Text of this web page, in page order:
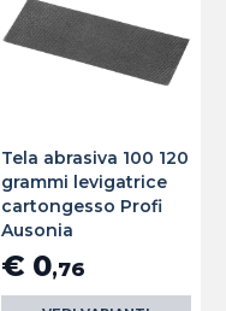
Tela abrasiva 100 120
grammi levigatrice
cartongesso Profi
Ausonia
€ 0,76